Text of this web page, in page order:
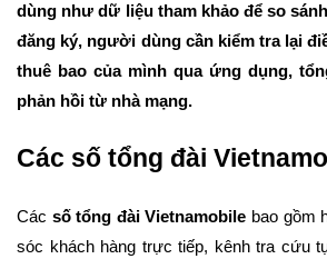
dùng như dữ liệu tham khảo để so
đăng ký, người dùng cần kiểm tra lại
thuê bao của mình qua ứng dụng,
phản hồi từ nhà mạng.
Các số tổng đài
Các số tổng đài Vietnamobile bao gồm
sóc khách hàng trực tiếp, kênh tra cứu